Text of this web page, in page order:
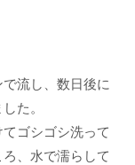
流し、数日後に
た。
ゴシゴシ洗って
、水で濡らして